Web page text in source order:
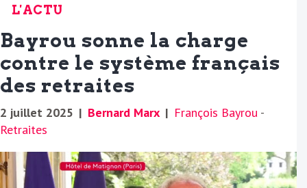
L'ACTU
Bayrou sonne la charge
contre le système français
des retraites
2 juillet 2025 | Bernard Marx | François Bayrou -
Retraites